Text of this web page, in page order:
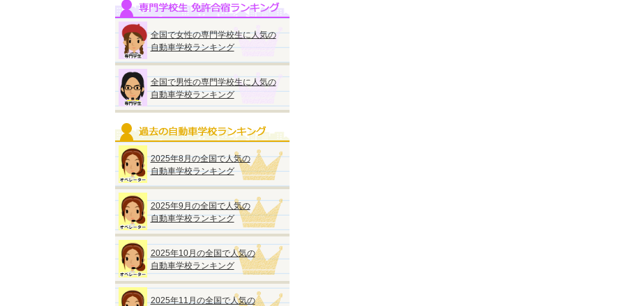
全国で女性の専門学校生に人気の
自動車学校ランキング
全国で男性の専門学校生に人気の
自動車学校ランキング
2025年8月の全国で人気の
自動車学校ランキング
2025年9月の全国で人気の
自動車学校ランキング
2025年10月の全国で人気の
自動車学校ランキング
2025年11月の全国で人気の